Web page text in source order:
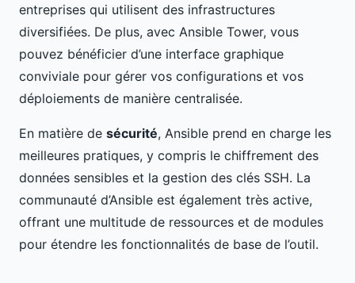
entreprises qui utilisent des infrastructures
diversifiées. De plus, avec Ansible Tower, vous
pouvez bénéficier d’une interface graphique
conviviale pour gérer vos configurations et vos
déploiements de manière centralisée.
En matière de sécurité, Ansible prend en charge les
meilleures pratiques, y compris le chiffrement des
données sensibles et la gestion des clés SSH. La
communauté d’Ansible est également très active,
offrant une multitude de ressources et de modules
pour étendre les fonctionnalités de base de l’outil.